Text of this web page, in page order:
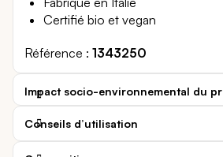
Certifié bio et vegan
Référence 1343250
Impact socio-environnemental du
Conseils d’utilisation